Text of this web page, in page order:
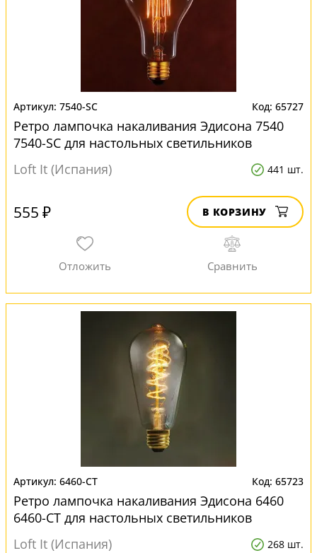
7540-SC 65727
Ретро лампочка накаливания Эдисона 7540
7540-SC для настольных светильников
Loft It (Испания)
441 шт.
555 ₽ В КОРЗИНУ
6460-CT 65723
Ретро лампочка накаливания Эдисона 6460
6460-CT для настольных светильников
Loft It (Испания)
268 шт.